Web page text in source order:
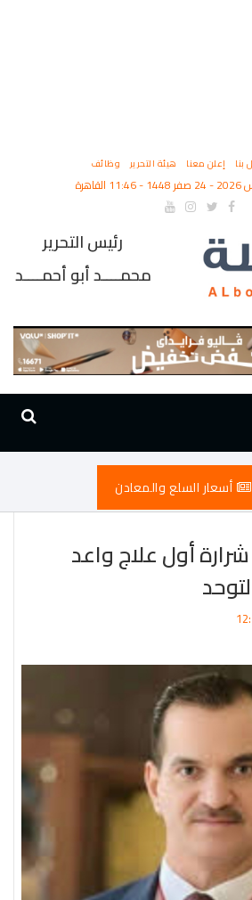
بنا إعلن معنا هيئة التحرير وظائف
رئيس التحرير
محمــــد أبو أحمــــد
أسعار السلع والمعادن
أول علاج واعد